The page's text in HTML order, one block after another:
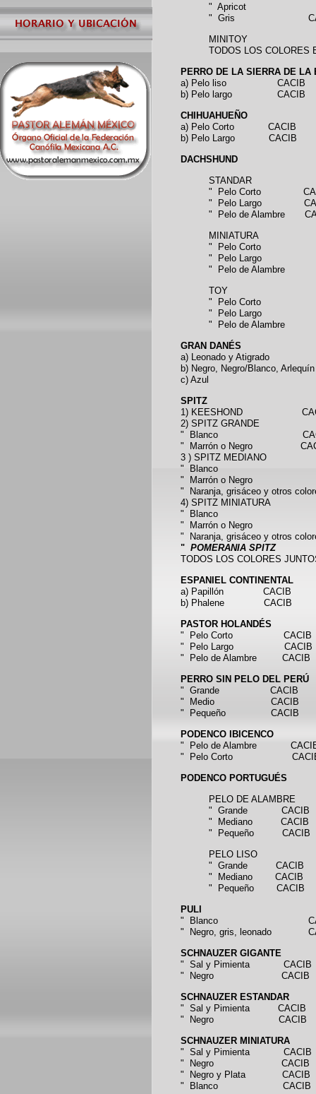
" Apricot
" Gris CACIB (uno
MINITOY
TODOS LOS COLORES
PERRO DE LA SIERRA DE LA
a) Pelo liso CACIB
b) Pelo largo CACIB
CHIHUAHUEÑO
a) Pelo Corto CACIB
b) Pelo Largo CACIB
DACHSHUND
STANDAR
" Pelo Corto
" Pelo Largo
" Pelo de Alambre
MINIATURA
" Pelo Corto
" Pelo Largo
" Pelo de Alambre
TOY
" Pelo Corto
" Pelo Largo
" Pelo de Alambre
GRAN DANÉS
a) Leonado y Atigrado
b) Negro, Negro/Blanco,
c) Azul
SPITZ
1) KEESHOND
2) SPITZ GRANDE
" Blanco
" Marrón o Negro CACIB
3 ) SPITZ MEDIANO
" Blanco
" Marrón o Negro
" Naranja, grisáceo y otros
4) SPITZ MINIATURA
" Blanco
" Marrón o Negro
" Naranja, grisáceo y otros
" POMERANIA SPITZ
TODOS LOS COLORES
ESPANIEL CONTINENTAL
a) Papillón CACIB
b) Phalene CACIB
PASTOR HOLANDÉS
" Pelo Corto CACIB
" Pelo Largo CACIB
" Pelo de Alambre CACIB
PERRO SIN PELO DEL PERÚ
" Grande CACIB
" Medio CACIB
" Pequeño CACIB
PODENCO IBICENCO
" Pelo de Alambre
" Pelo Corto
PODENCO PORTUGUÉS
PELO DE ALAMBRE
" Grande CACIB
" Mediano CACIB
" Pequeño CACIB
PELO LISO
" Grande CACIB
" Mediano CACIB
" Pequeño CACIB
PULI
" Blanco
" Negro, gris, leonado
SCHNAUZER GIGANTE
" Sal y Pimienta CACIB
" Negro CACIB
SCHNAUZER ESTANDAR
" Sal y Pimienta CACIB
" Negro CACIB
SCHNAUZER MINIATURA
" Sal y Pimienta CACIB
" Negro CACIB
" Negro y Plata CACIB
" Blanco CACIB